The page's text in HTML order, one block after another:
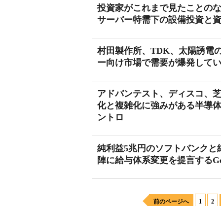
投資家がこれまで見たことの
サーバー特需下の設備投資と
村田製作所、TDK、太陽誘電
ー向け市場で需要が爆発して
アドバンテスト、ディスコ、
化と複雑化に強みがある半導
ントロ
純利益5兆円のソフトバンク
陣に給与体系変更を提言する
前のページへ 1 2